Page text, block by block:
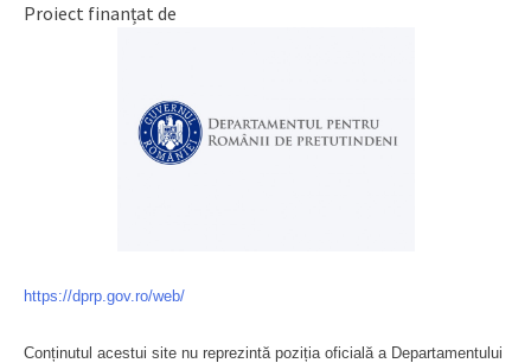
Proiect finanțat de
https://dprp.gov.ro/web/
Conținutul acestui site nu reprezintă poziția oficială a Departamentului